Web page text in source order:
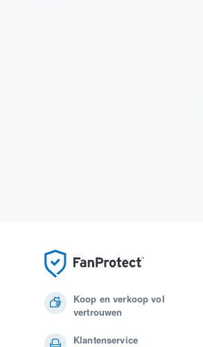
Koop en verkoop vol
vertrouwen
Klantenservice